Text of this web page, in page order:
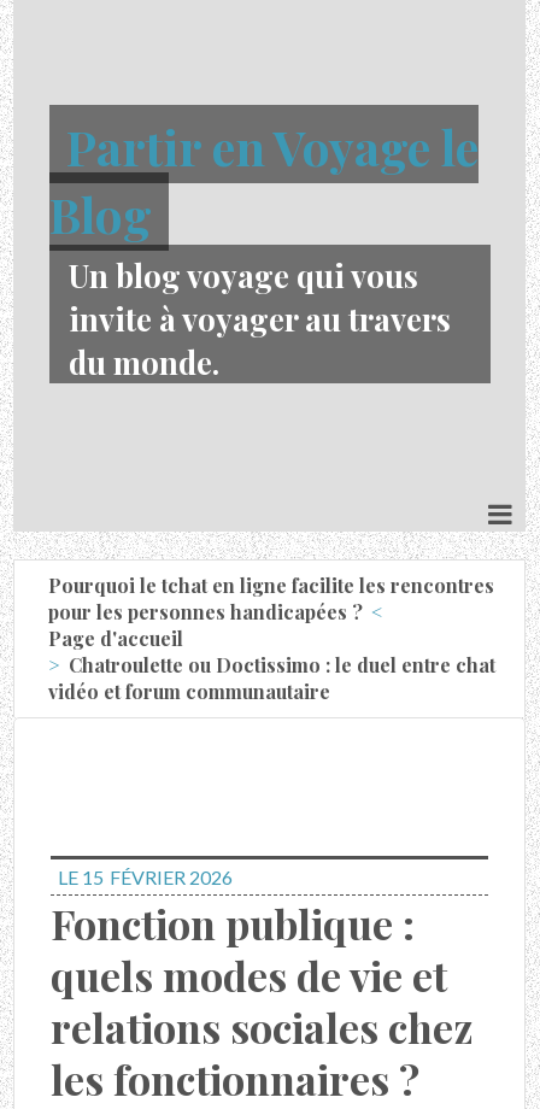
Partir en Voyage le
Blog
Un blog voyage qui vous
invite à voyager au travers
du monde.
Pourquoi le tchat en ligne facilite les rencontres
pour les personnes handicapées ?
Page d'accueil
Chatroulette ou Doctissimo : le duel entre chat
vidéo et forum communautaire
LE 15 FÉVRIER 2026
Fonction publique :
quels modes de vie et
relations sociales chez
les fonctionnaires ?